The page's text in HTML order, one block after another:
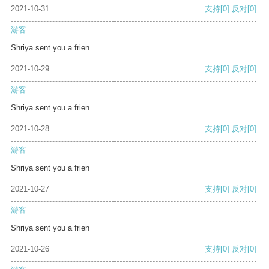
2021-10-31 支持[0] 反对[0]
游客
Shriya sent you a frien
2021-10-29 支持[0] 反对[0]
游客
Shriya sent you a frien
2021-10-28 支持[0] 反对[0]
游客
Shriya sent you a frien
2021-10-27 支持[0] 反对[0]
游客
Shriya sent you a frien
2021-10-26 支持[0] 反对[0]